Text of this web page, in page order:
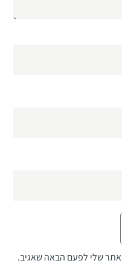
שלי לפעם הבאה שאגיב.